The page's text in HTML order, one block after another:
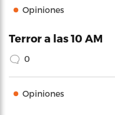
Opiniones
Terror a las 10 AM
0
Opiniones